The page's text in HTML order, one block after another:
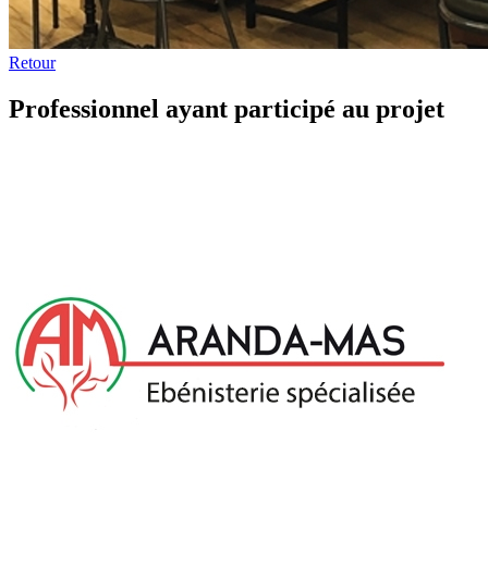
Retour
Professionnel ayant participé au projet